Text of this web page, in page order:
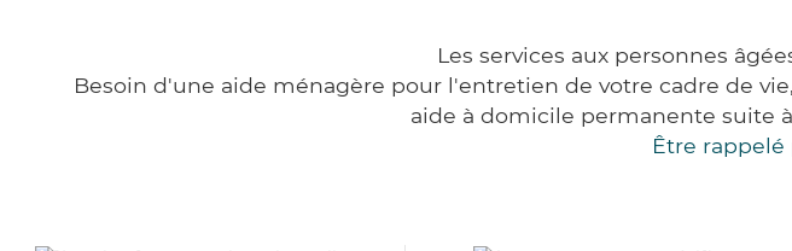
Les services aux personnes
Besoin d'une aide ménagère pour l'entretien de votre cadre de
aide à domicile permanente suite
Être